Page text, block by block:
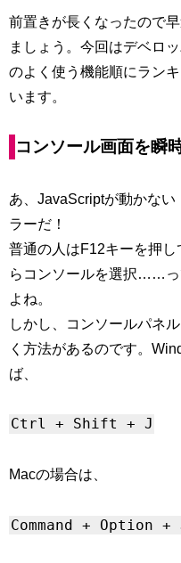
前置きが長くなったので
ましょう。今回はデベロ
のよく使う機能順にラン
います。
コンソール画面を瞬
あ、JavaScriptが動かない
ラーだ！
普通の人はF12キーを押し
らコンソールを選択……っ
よね。
しかし、コンソールパネ
く方法があるのです。
ば、
Ctrl + Shift + J
Macの場合は、
Command + Option +